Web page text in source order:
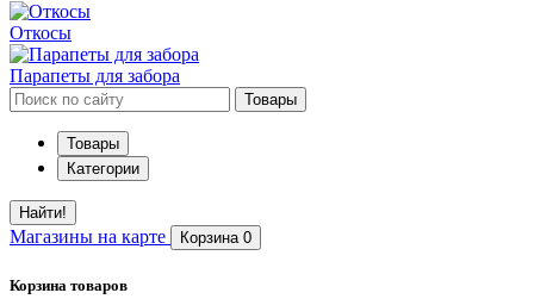
Откосы
Парапеты для забора
Товары
Товары
Категории
Найти!
Магазины на карте Корзина 0
Корзина товаров